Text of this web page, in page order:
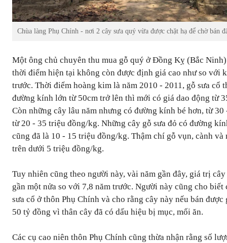
Chùa làng Phụ Chính - nơi 2 cây sưa quý vừa được chặt hạ để chờ bán
Một ông chủ chuyên thu mua gỗ quý ở Đồng Kỵ (Bắc
thời điểm hiện tại không còn được định giá cao như so với
trước. Thời điểm hoàng kim là năm 2010 - 2011, gỗ sưa cổ
đường kính lớn từ 50cm trở lên thì mới có giá dao động từ
Còn những cây lâu năm nhưng có đường kính bé hơn, từ
từ 20 - 35 triệu đồng/kg. Những cây gỗ sưa đỏ có đường
cũng đã là 10 - 15 triệu đồng/kg. Thậm chí gỗ vụn, cành và
trên dưới 5 triệu đồng/kg.
Tuy nhiên cũng theo người này, vài năm gần đây, giá trị
gần một nửa so với 7,8 năm trước. Người này cũng cho biết
sưa cổ ở thôn Phụ Chính và cho rằng cây này nếu bán
50 tỷ đồng vì thân cây đã có dấu hiệu bị mục, mối ăn.
Các cụ cao niên thôn Phụ Chính cũng thừa nhận rằng số